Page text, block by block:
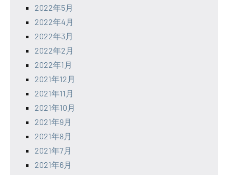
2022年5月
2022年4月
2022年3月
2022年2月
2022年1月
2021年12月
2021年11月
2021年10月
2021年9月
2021年8月
2021年7月
2021年6月